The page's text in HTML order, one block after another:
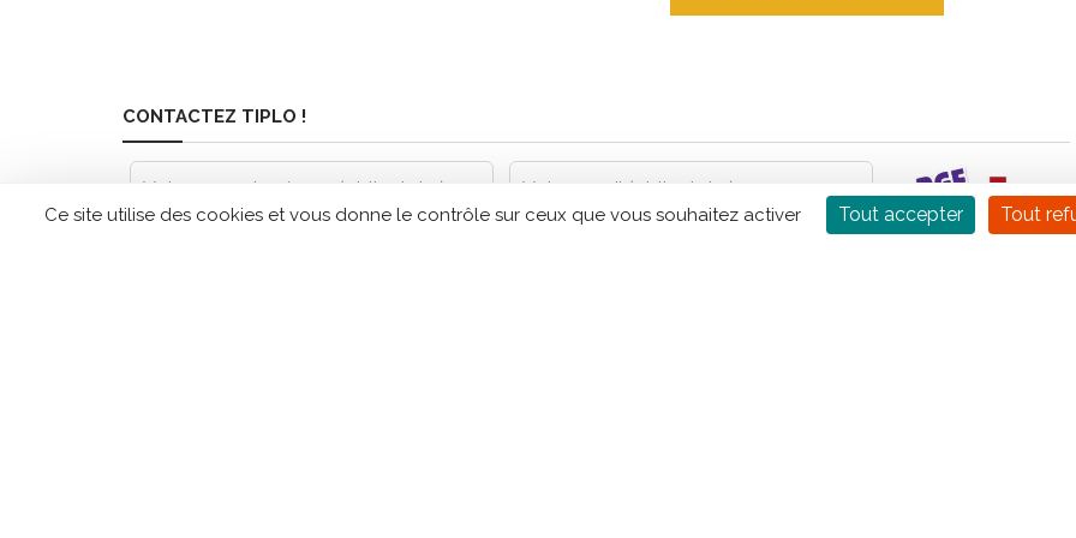
Ce site utilise des cookies et vous donne le contrôle sur ceux que vous souhaitez activer Tout accepter Tout
CONTACTEZ TIPLO !
Leave
field